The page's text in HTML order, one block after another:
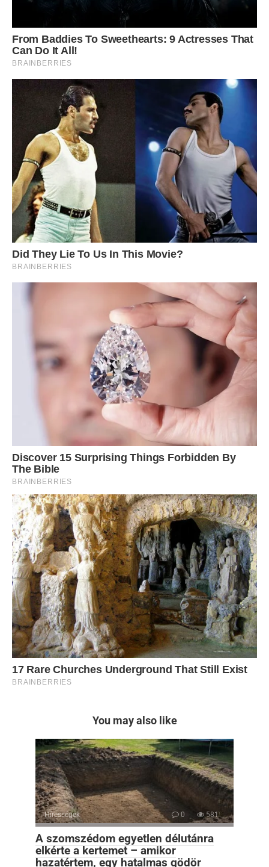
You may also like
Hírességek 0 581
A szomszédom egyetlen délutánra
elkérte a kertemet – amikor
hazatértem, egy hatalmas gödör